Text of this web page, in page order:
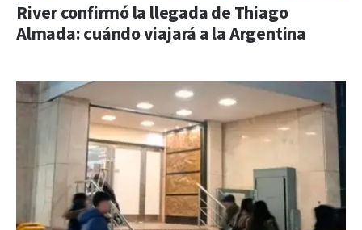
River confirmó la llegada de Thiago
Almada: cuándo viajará a la Argentina